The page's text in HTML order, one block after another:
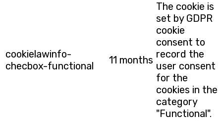
cookielawinfo-
checbox-functional
11 months
The cookie is
set by GDPR
cookie
consent to
record the
user consent
for the
cookies in the
category
"Functional".